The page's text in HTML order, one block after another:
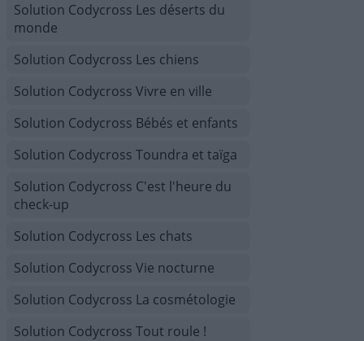
Solution Codycross Les déserts du
monde
Solution Codycross Les chiens
Solution Codycross Vivre en ville
Solution Codycross Bébés et enfants
Solution Codycross Toundra et taïga
Solution Codycross C'est l'heure du
check-up
Solution Codycross Les chats
Solution Codycross Vie nocturne
Solution Codycross La cosmétologie
Solution Codycross Tout roule !